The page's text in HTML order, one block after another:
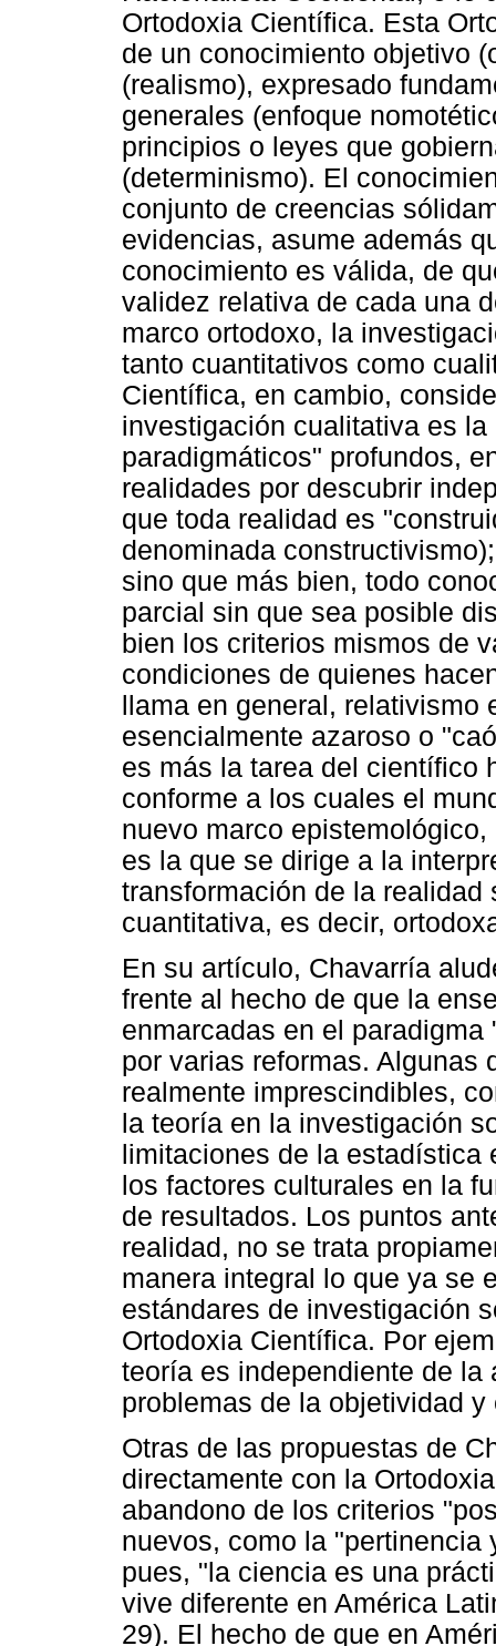
Ortodoxia Científica. Esta
de un conocimiento objetivo
(realismo), expresado
generales (enfoque
principios o leyes que
(determinismo). El
conjunto de creencias
evidencias, asume además
conocimiento es válida, de
validez relativa de cada una
marco ortodoxo, la
tanto cuantitativos como
Científica, en cambio,
investigación cualitativa es
paradigmáticos" profundos,
realidades por descubrir
que toda realidad es
denominada
sino que más bien, todo
parcial sin que sea posible
bien los criterios mismos de
condiciones de quienes
llama en general,
esencialmente azaroso o
es más la tarea del científico
conforme a los cuales el
nuevo marco
es la que se dirige a la
transformación de la
cuantitativa, es decir,
En su artículo, Chavarría
frente al hecho de que la
enmarcadas en el
por varias reformas. Algunas
realmente imprescindibles,
la teoría en la investigación
limitaciones de la
los factores culturales en la
de resultados. Los puntos
realidad, no se trata
manera integral lo que ya se
estándares de investigación
Ortodoxia Científica. Por
teoría es independiente de
problemas de la objetividad
Otras de las propuestas de
directamente con la
abandono de los criterios
nuevos, como la "pertinencia
pues, "la ciencia es una
vive diferente en América
29). El hecho de que en